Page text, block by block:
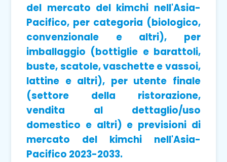
del mercato del kimchi nell'Asia-
Pacifico, per categoria (biologico,
convenzionale e altri), per
imballaggio (bottiglie e barattoli,
buste, scatole, vaschette e vassoi,
lattine e altri), per utente finale
(settore della ristorazione,
vendita al dettaglio/uso
domestico e altri) e previsioni di
mercato del kimchi nell'Asia-
Pacifico 2023-2033.